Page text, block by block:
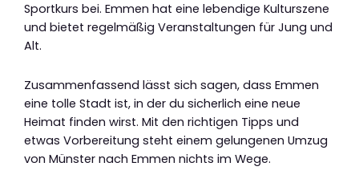
Sportkurs bei. Emmen hat eine lebendige Kulturszene
und bietet regelmäßig Veranstaltungen für Jung und
Alt.
Zusammenfassend lässt sich sagen, dass Emmen
eine tolle Stadt ist, in der du sicherlich eine neue
Heimat finden wirst. Mit den richtigen Tipps und
etwas Vorbereitung steht einem gelungenen Umzug
von Münster nach Emmen nichts im Wege.